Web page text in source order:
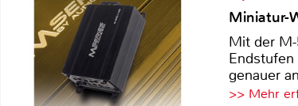
Miniatur-
Mit der
genauer
>> Mehr